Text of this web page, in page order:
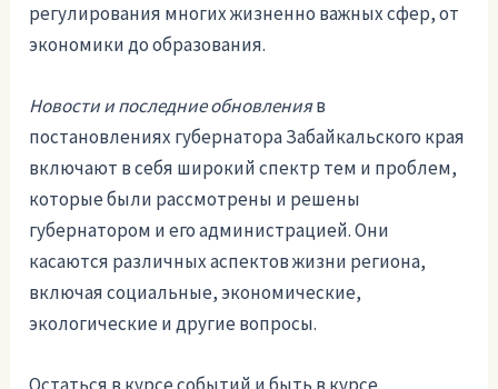
регулирования многих жизненно важных сфер, от
экономики до образования.
Новости и последние обновленияв
постановлениях губернатора Забайкальского края
включают в себя широкий спектр тем и проблем,
которые были рассмотрены и решены
губернатором и его администрацией. Они
касаются различных аспектов жизни региона,
включая социальные, экономические,
экологические и другие вопросы.